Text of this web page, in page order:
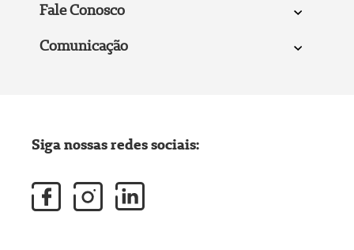
Fale Conosco
Comunicação
Siga nossas redes sociais: